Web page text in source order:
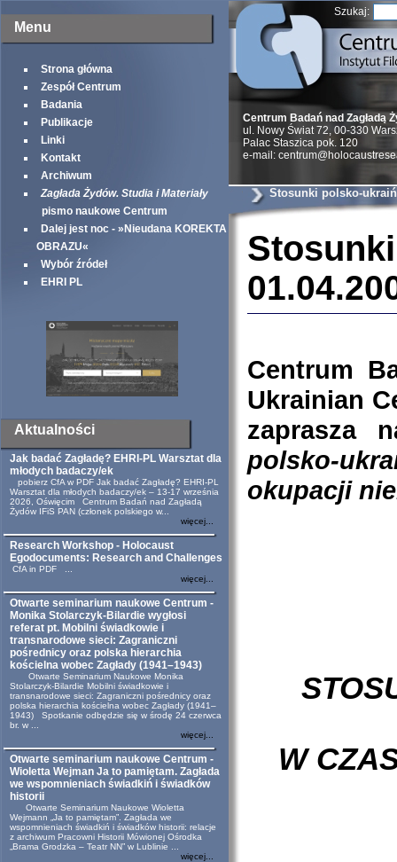
Menu
Strona główna
Zespół Centrum
Badania
Publikacje
Linki
Kontakt
Archiwum
Zagłada Żydów. Studia i Materiały
pismo naukowe Centrum
Dalej jest noc - »Nieudana KOREKTA
OBRAZU«
Wybór źródeł
EHRI PL
Aktualności
Jak badać Zagładę? EHRI-PL Warsztat dla
młodych badaczy/ek
pobierz CfA w PDF Jak badać Zagładę? EHRI-PL
Warsztat dla młodych badaczy/ek – 13-17 września
2026, Oświęcim Centrum Badań nad Zagładą
Żydów IFiS PAN (członek polskiego w...
więcej...
Research Workshop - Holocaust
Egodocuments: Research and Challenges
CfA in PDF ...
więcej...
Otwarte seminarium naukowe Centrum -
Monika Stolarczyk-Bilardie wygłosi
referat pt. Mobilni świadkowie i
transnarodowe sieci: Zagraniczni
pośrednicy oraz polska hierarchia
kościelna wobec Zagłady (1941–1943)
Otwarte Seminarium Naukowe Monika
Stolarczyk-Bilardie Mobilni świadkowie i
transnarodowe sieci: Zagraniczni pośrednicy oraz
polska hierarchia kościelna wobec Zagłady (1941–
1943) Spotkanie odbędzie się w środę 24 czerwca
br. w ...
więcej...
Otwarte seminarium naukowe Centrum -
Wioletta Wejman Ja to pamiętam. Zagłada
we wspomnieniach świadkiń i świadków
historii
Otwarte Seminarium Naukowe Wioletta
Wejmann „Ja to pamiętam”. Zagłada we
wspomnieniach świadkiń i świadków historii: relacje
z archiwum Pracowni Historii Mówionej Ośrodka
„Brama Grodzka – Teatr NN” w Lublinie ...
więcej...
Szukaj:
Centrum Badań nad Zagładą
ul. Nowy Świat 72, 00-330
Palac Staszica pok. 120
e-mail:
Stosunki polsko-
...
Centrum
Ukrainian
zaprasza
polsko-
okupacji
W